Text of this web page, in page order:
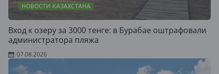
НОВОСТИ КАЗАХСТАНА
Вход к озеру за 3000 тенге: в Бурабае оштрафовали
администратора пляжа
07.08.2026